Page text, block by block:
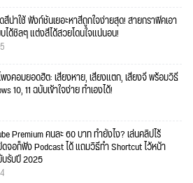
สีน่าใช้ ฟังก์ชั่นเยอะหาสีถูกใจง่ายสุด! สายกราฟิคเอา
ได้ชิลๆ แต่งสีได้สวยโดนใจแน่นอน!
งคอมยอดฮิต: เสียงหาย, เสียงแตก, เสียงจี่ พร้อมวิธี
10, 11 ฉบับเข้าใจง่าย ทำเองได้!
Premium คนละ 60 บาท ทำยังไง? เล่นคลิปไร้
จอก็ฟัง Podcast ได้ แถมวิธีทำ Shortcut ไว้หน้า
รับปี 2025